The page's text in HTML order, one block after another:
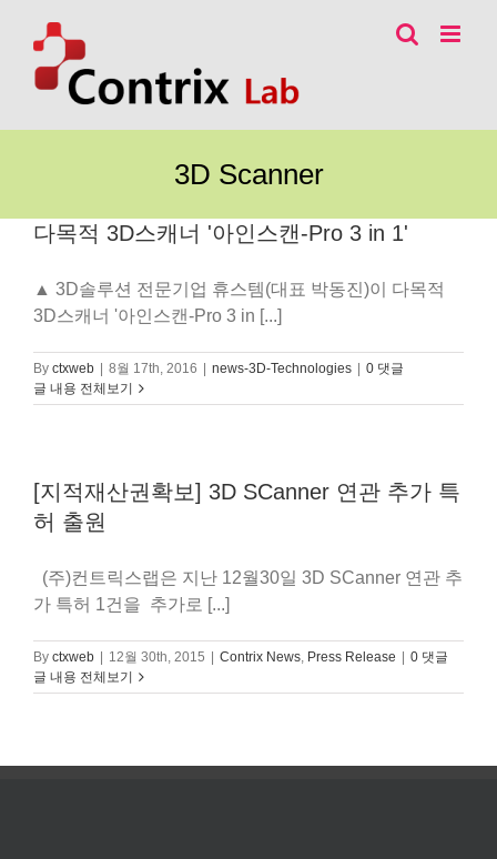
3D Scanner
다목적 3D스캐너 '아인스캔-Pro 3 in 1'
▲ 3D솔루션 전문기업 휴스템(대표 박동진)이 다목적
3D스캐너 '아인스캔-Pro 3 in [...]
By ctxweb 8월 17th, 2016 news-3D-Technologies
0 댓글
글 내용 전체보기
[지적재산권확보] 3D SCanner 연관 추가 특
허 출원
(주)컨트릭스랩은 지난 12월30일 3D SCanner 연관 추
가 특허 1건을 추가로 [...]
By ctxweb 12월 30th, 2015 Contrix News, Press Release
0 댓글
글 내용 전체보기